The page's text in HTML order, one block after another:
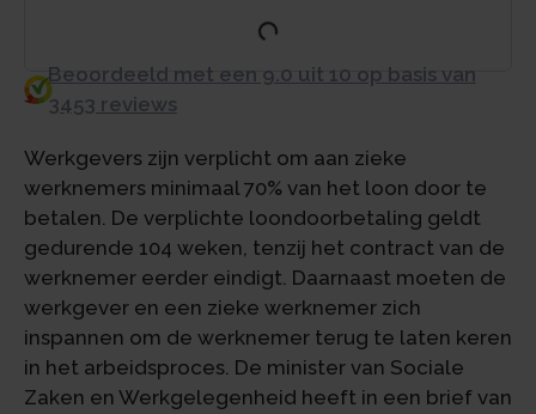
Beoordeeld met een 9.0 uit 10 op basis van
3453 reviews
Werkgevers zijn verplicht om aan zieke
werknemers minimaal 70% van het loon door te
betalen. De verplichte loondoorbetaling geldt
gedurende 104 weken, tenzij het contract van de
werknemer eerder eindigt. Daarnaast moeten de
werkgever en een zieke werknemer zich
inspannen om de werknemer terug te laten keren
in het arbeidsproces. De minister van Sociale
Zaken en Werkgelegenheid heeft in een brief van